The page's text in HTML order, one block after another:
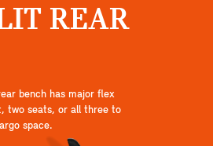
REAR
bench has major flex
two seats, or all three to
space.